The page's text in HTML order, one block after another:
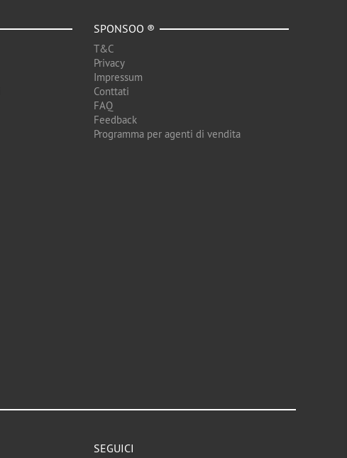
SPONSOO ®
T&C
Privacy
Impressum
Conttati
FAQ
Feedback
Programma per agenti di vendita
SEGUICI